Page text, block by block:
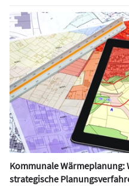
Kommunale Wärmeplanung:
strategische